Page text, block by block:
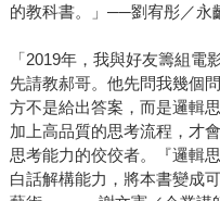
的教科書。」──劉宥彤／永
「2019年，我與好友籌組
先請教郝哥。他先問我幾個
方不是給出答案，而是邏輯
加上高品質的思考流程，才
思考能力的佼佼者。『邏輯
白話解構能力，將本書變成